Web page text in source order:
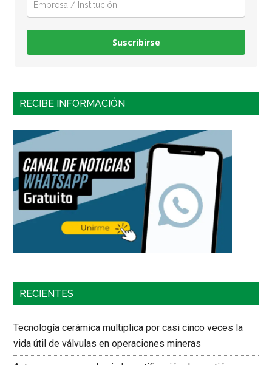
Suscribirse
RECIBE INFORMACIÓN
RECIENTES
Tecnología cerámica multiplica por casi cinco veces la
vida útil de válvulas en operaciones mineras